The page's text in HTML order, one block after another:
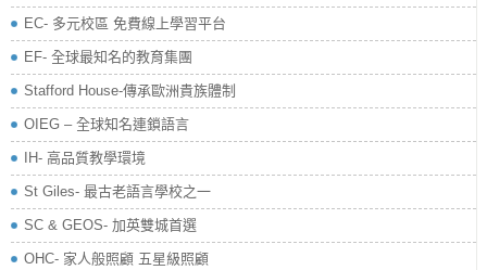
EC- 多元校區 免費線上學習平台
EF- 全球最知名的教育集團
Stafford House-傳承歐洲貴族體制
OIEG – 全球知名連鎖語言
IH- 高品質教學環境
St Giles- 最古老語言學校之一
SC & GEOS- 加英雙城首選
OHC- 家人般照顧 五星級照顧